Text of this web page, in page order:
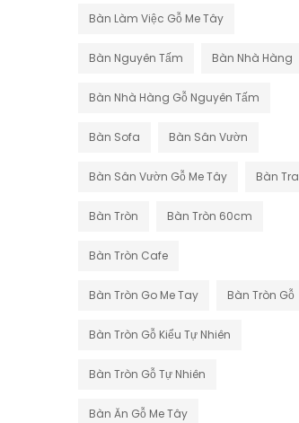
Bàn Làm Việc Gỗ Me Tây
Bàn Nguyên Tấm Bàn Nhà Hàng
Bàn Nhà Hàng Gỗ Nguyên Tấm
Bàn Sofa Bàn Sân Vườn
Bàn Sân Vườn Gỗ Me Tây Bàn Tra
Bàn Tròn Bàn Tròn 60cm
Bàn Tròn Cafe
Bàn Tròn Go Me Tay Bàn Tròn Gỗ
Bàn Tròn Gỗ Kiểu Tự Nhiên
Bàn Tròn Gỗ Tự Nhiên
Bàn Ăn Gỗ Me Tây